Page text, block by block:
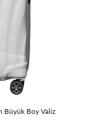
Büyük Boy Valiz